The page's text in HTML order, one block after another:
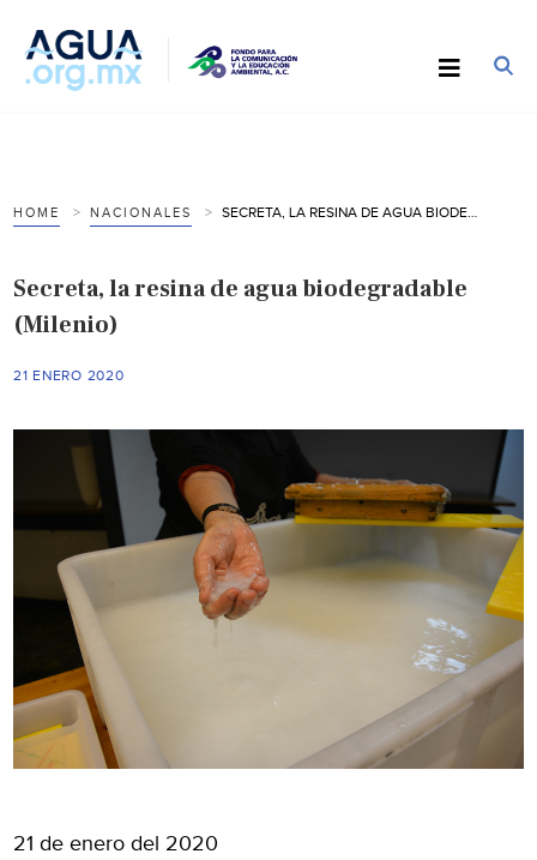
HOME NACIONALES
Secreta, la resina de agua biodegradable
(Milenio)
21 ENERO 2020
21 de enero del 2020